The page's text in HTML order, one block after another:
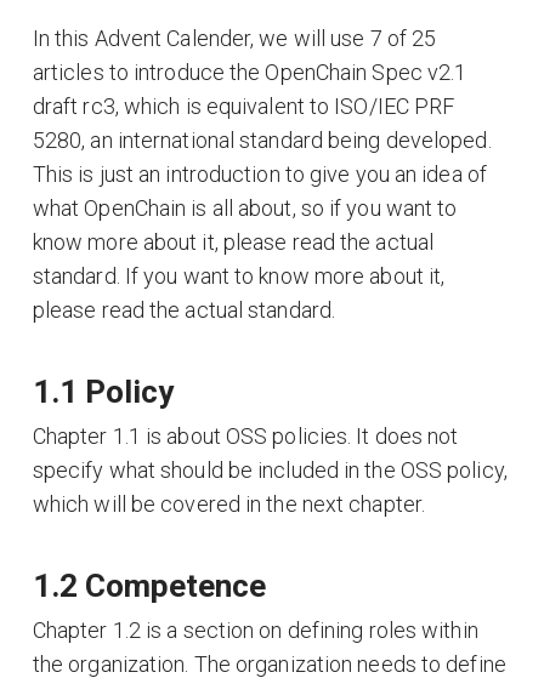
In this Advent Calender, we will use 7 of 25
articles to introduce the OpenChain Spec v2.1
draft rc3, which is equivalent to ISO/IEC PRF
5280, an international standard being developed.
This is just an introduction to give you an idea of
what OpenChain is all about, so if you want to
know more about it, please read the actual
standard. If you want to know more about it,
please read the actual standard.
1.1 Policy
Chapter 1.1 is about OSS policies. It does not
specify what should be included in the OSS policy,
which will be covered in the next chapter.
1.2 Competence
Chapter 1.2 is a section on defining roles within
the organization. The organization needs to define